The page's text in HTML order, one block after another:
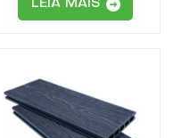
LEIA MAIS